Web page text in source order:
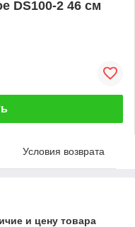
DS100-2 46 см
Условия возврата
и цену товара